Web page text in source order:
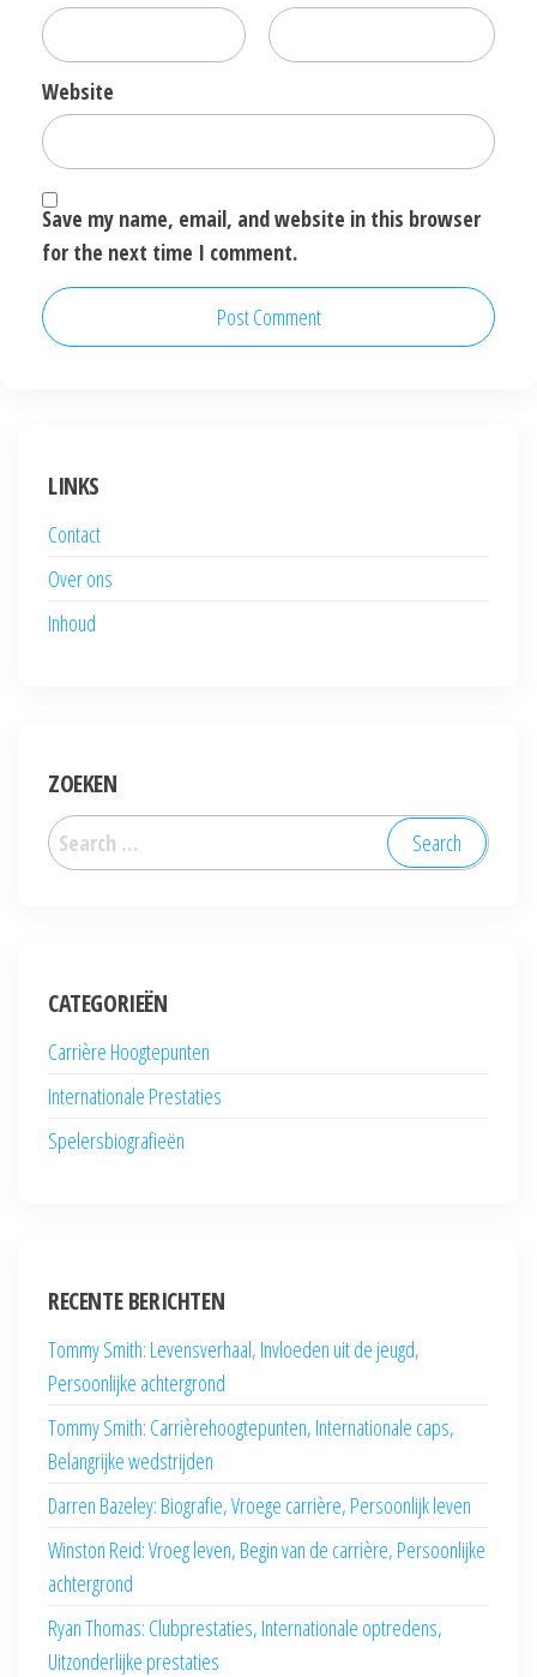
Website
Save my name, email, and website in this browser
for the next time I comment.
LINKS
Contact
Over ons
Inhoud
ZOEKEN
Search
for:
CATEGORIEËN
Carrière Hoogtepunten
Internationale Prestaties
Spelersbiografieën
RECENTE BERICHTEN
Tommy Smith: Levensverhaal, Invloeden uit de jeugd,
Persoonlijke achtergrond
Tommy Smith: Carrièrehoogtepunten, Internationale caps,
Belangrijke wedstrijden
Darren Bazeley: Biografie, Vroege carrière, Persoonlijk leven
Winston Reid: Vroeg leven, Begin van de carrière, Persoonlijke
achtergrond
Ryan Thomas: Clubprestaties, Internationale optredens,
Uitzonderlijke prestaties